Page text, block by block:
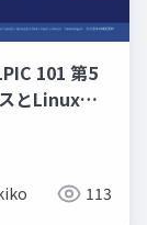
101 第5
とLinuxフ
113